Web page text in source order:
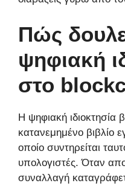
Πώς
ψηφιακή
στο
Η ψηφιακή ιδιοκτησία
κατανεμημένο βιβλίο
οποίο συντηρείται
υπολογιστές. Όταν
συναλλαγή